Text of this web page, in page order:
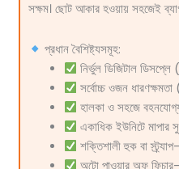
সক্ষম। ছোট আকার হওয়ায় সহজেই ব্যাগ
প্রধান বৈশিষ্ট্যসমূহ:
নির্ভুল ডিজিটাল
সর্বোচ্চ ওজন
হালকা ও সহজে
একাধিক ইউনিটে
শক্তিশালী হুক বা
অটো পাওয়ার অফ